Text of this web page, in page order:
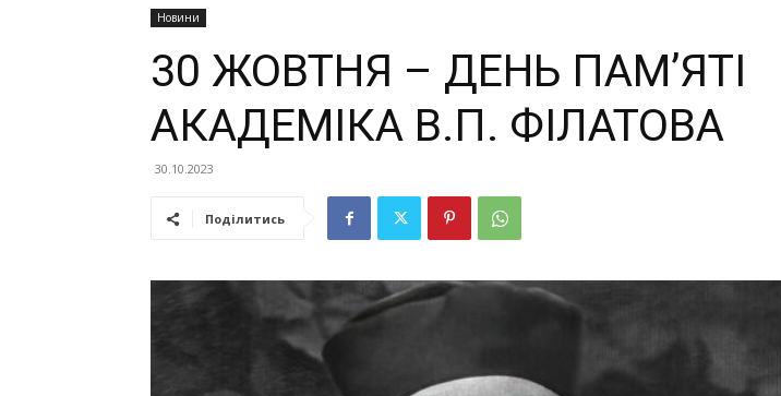
України
Новини
30 ЖОВТНЯ – ДЕНЬ ПАМ’ЯТІ
АКАДЕМІКА В.П. ФІЛАТОВА
30.10.2023
Поділитись